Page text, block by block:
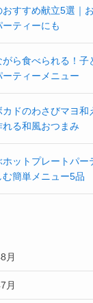
すすめ献立5選｜
ーティーにも
がら食べられる！子
ティーメニュー
カドのわさびマヨ和
れる和風おつまみ
ットプレートパー
む簡単メニュー5品
月
月